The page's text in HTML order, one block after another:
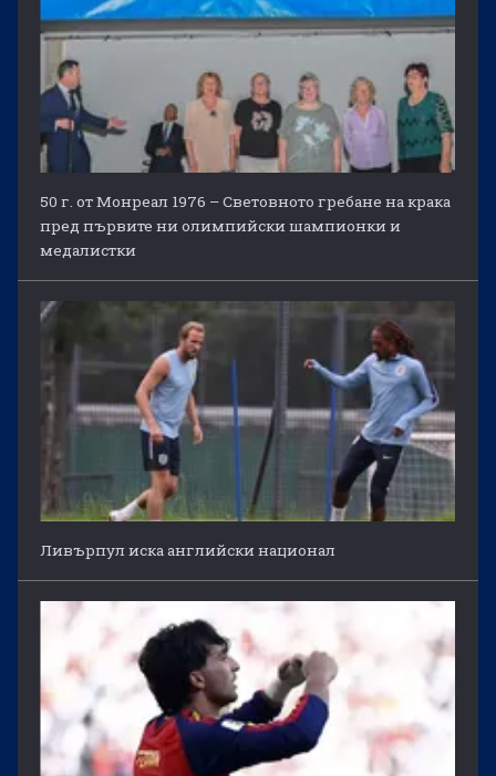
50 г. от Монреал 1976 – Световното гребане на крака
пред първите ни олимпийски шампионки и
медалистки
Ливърпул иска английски национал